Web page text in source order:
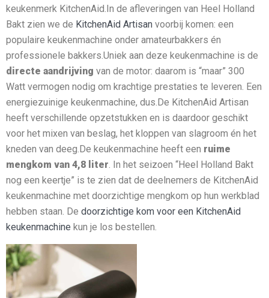
keukenmerk KitchenAid.In de afleveringen van Heel Holland
Bakt zien we de KitchenAid Artisan voorbij komen: een
populaire keukenmachine onder amateurbakkers én
professionele bakkers.Uniek aan deze keukenmachine is de
directe aandrijving van de motor: daarom is “maar” 300
Watt vermogen nodig om krachtige prestaties te leveren. Een
energiezuinige keukenmachine, dus.De KitchenAid Artisan
heeft verschillende opzetstukken en is daardoor geschikt
voor het mixen van beslag, het kloppen van slagroom én het
kneden van deeg.De keukenmachine heeft een ruime
mengkom van 4,8 liter. In het seizoen “Heel Holland Bakt
nog een keertje” is te zien dat de deelnemers de KitchenAid
keukenmachine met doorzichtige mengkom op hun werkblad
hebben staan. De doorzichtige kom voor een KitchenAid
keukenmachine kun je los bestellen.